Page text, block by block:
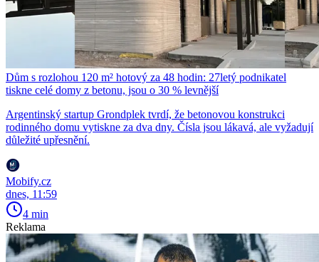
Dům s rozlohou 120 m² hotový za 48 hodin: 27letý podnikatel
tiskne celé domy z betonu, jsou o 30 % levnější
Argentinský startup Grondplek tvrdí, že betonovou konstrukci
rodinného domu vytiskne za dva dny. Čísla jsou lákavá, ale vyžadují
důležité upřesnění.
Mobify.cz
dnes, 11:59
4 min
Reklama